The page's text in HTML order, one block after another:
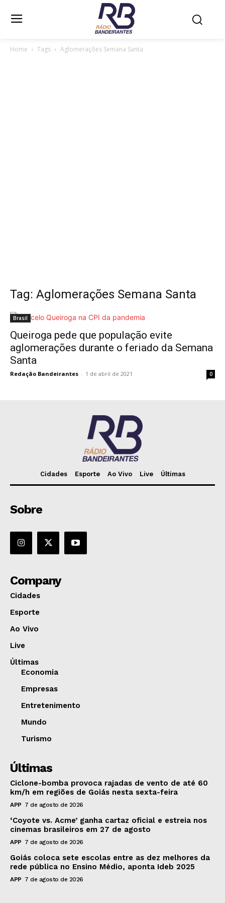
Home Tags Aglomerações Semana Santa
Tag: Aglomerações Semana Santa
Brasil
Queiroga pede que população evite
aglomerações durante o feriado da Semana
Santa
Redação Bandeirantes - 1 de abril de 2021 0
Cidades Esporte Ao Vivo Live Últimas
Sobre
Company
Cidades
Esporte
Ao Vivo
Live
Últimas
Economia
Empresas
Entretenimento
Mundo
Turismo
Últimas
Ciclone-bomba provoca rajadas de vento de até 60
km/h em regiões de Goiás nesta sexta-feira
APP 7 de agosto de 2026
‘Coyote vs. Acme’ ganha cartaz oficial e estreia nos
cinemas brasileiros em 27 de agosto
APP 7 de agosto de 2026
Goiás coloca sete escolas entre as dez melhores da
rede pública no Ensino Médio, aponta Ideb 2025
APP 7 de agosto de 2026